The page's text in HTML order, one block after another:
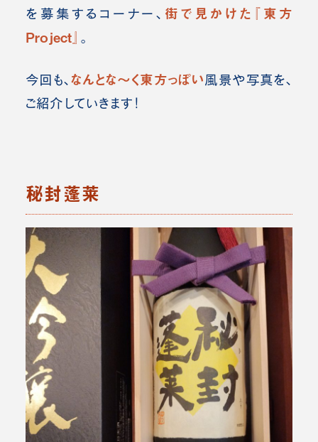
を募集するコーナー、 街で見かけた『東方
Project』 。
今回も、 なんとな～く東方っぽい 風景や写真を、
ご紹介していきます！
秘封蓬莱